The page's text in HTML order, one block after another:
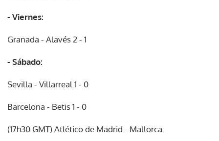
- Viernes:
Granada - Alavés 2 - 1
- Sábado:
Sevilla - Villarreal 1 - 0
Barcelona - Betis 1 - 0
(17h30 GMT) Atlético de Madrid - Mallorca